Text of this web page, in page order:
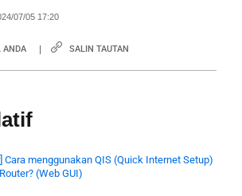
07/05 17:20
ANDA SALIN TAUTAN
Cara menggunakan QIS (Quick Internet Setup)
(Web GUI)